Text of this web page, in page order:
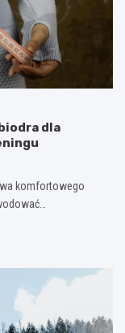
dla
komfortowego